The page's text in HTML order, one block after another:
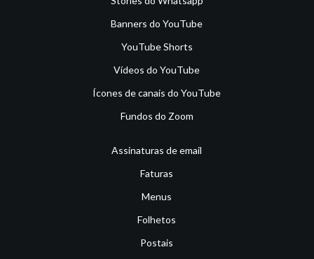
Banners do YouTube
YouTube Shorts
Vídeos do YouTube
Ícones de canais do YouTube
Fundos do Zoom
Assinaturas de email
Faturas
Menus
Folhetos
Postais